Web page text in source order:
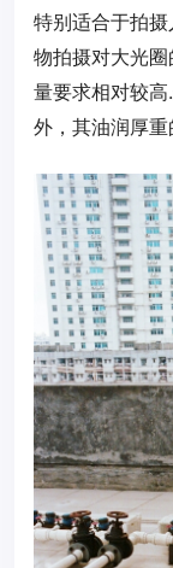
特别适合于拍
物拍摄对大光
量要求相对较高.
外，其油润厚重